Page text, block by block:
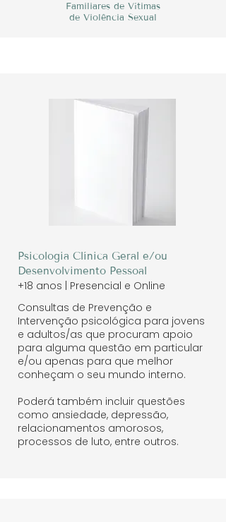
Familiares de Vítimas
de Violência Sexual
Psicologia Clínica Geral e/ou
Desenvolvimento Pessoal
+18 anos | Presencial e Online
Consultas de Prevenção e
Intervenção psicológica para jovens
e adultos/as que procuram apoio
para alguma questão em particular
e/ou apenas para que melhor
conheçam o seu mundo interno.
Poderá também incluir questões
como ansiedade, depressão,
relacionamentos amorosos,
processos de luto, entre outros.